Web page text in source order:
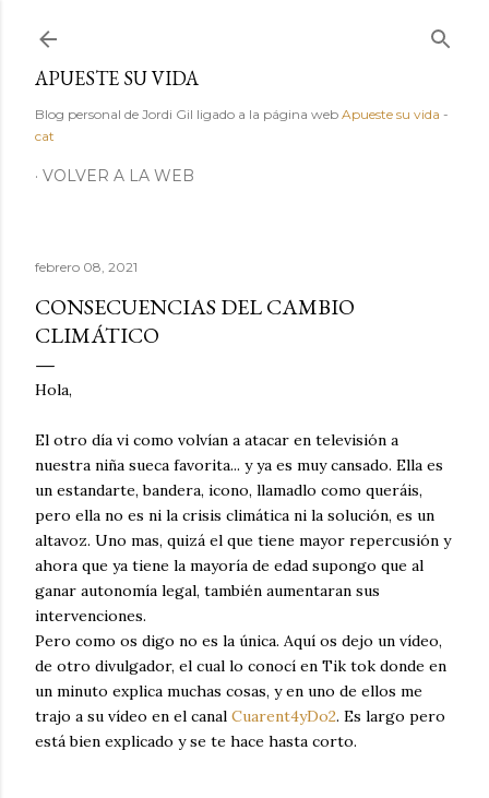
APUESTE SU VIDA
Blog personal de Jordi Gil ligado a la página web Apueste su vida -
cat
VOLVER A LA WEB
febrero 08, 2021
CONSECUENCIAS DEL CAMBIO
CLIMÁTICO
Hola,
El otro día vi como volvían a atacar en televisión a
nuestra niña sueca favorita... y ya es muy cansado. Ella es
un estandarte, bandera, icono, llamadlo como queráis,
pero ella no es ni la crisis climática ni la solución, es un
altavoz. Uno mas, quizá el que tiene mayor repercusión y
ahora que ya tiene la mayoría de edad supongo que al
ganar autonomía legal, también aumentaran sus
intervenciones.
Pero como os digo no es la única. Aquí os dejo un vídeo,
de otro divulgador, el cual lo conocí en Tik tok donde en
un minuto explica muchas cosas, y en uno de ellos me
trajo a su vídeo en el canal Cuarent4yDo2. Es largo pero
está bien explicado y se te hace hasta corto.